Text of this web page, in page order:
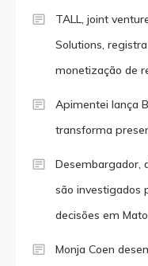
TALL, joint
Solutions,
monetização de
Apimentei lança
transforma
Desembargador,
são investigados
decisões em
Monja Coen